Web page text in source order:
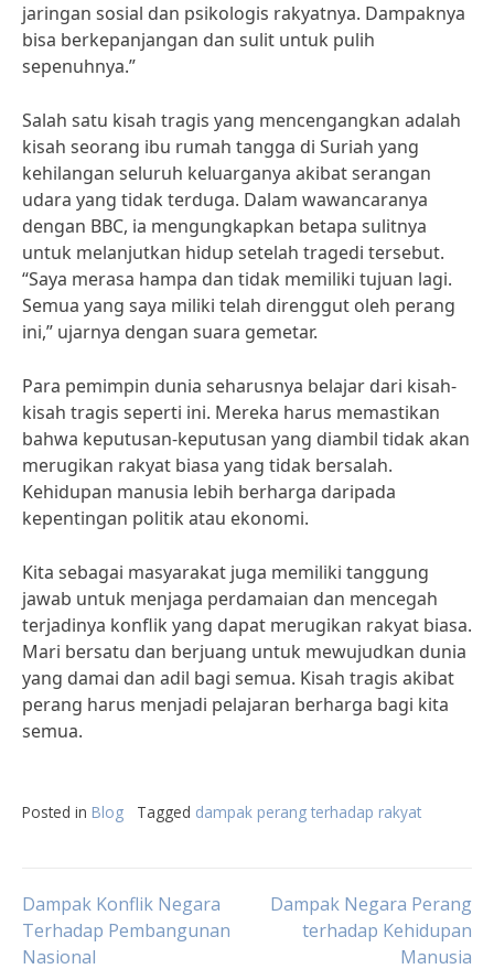
jaringan sosial dan psikologis rakyatnya. Dampaknya
bisa berkepanjangan dan sulit untuk pulih
sepenuhnya.”
Salah satu kisah tragis yang mencengangkan adalah
kisah seorang ibu rumah tangga di Suriah yang
kehilangan seluruh keluarganya akibat serangan
udara yang tidak terduga. Dalam wawancaranya
dengan BBC, ia mengungkapkan betapa sulitnya
untuk melanjutkan hidup setelah tragedi tersebut.
“Saya merasa hampa dan tidak memiliki tujuan lagi.
Semua yang saya miliki telah direnggut oleh perang
ini,” ujarnya dengan suara gemetar.
Para pemimpin dunia seharusnya belajar dari kisah-
kisah tragis seperti ini. Mereka harus memastikan
bahwa keputusan-keputusan yang diambil tidak akan
merugikan rakyat biasa yang tidak bersalah.
Kehidupan manusia lebih berharga daripada
kepentingan politik atau ekonomi.
Kita sebagai masyarakat juga memiliki tanggung
jawab untuk menjaga perdamaian dan mencegah
terjadinya konflik yang dapat merugikan rakyat biasa.
Mari bersatu dan berjuang untuk mewujudkan dunia
yang damai dan adil bagi semua. Kisah tragis akibat
perang harus menjadi pelajaran berharga bagi kita
semua.
Posted in Blog Tagged dampak perang terhadap rakyat
Post
Dampak Konflik Negara
Terhadap Pembangunan
Nasional
Dampak Negara Perang
terhadap Kehidupan
Manusia